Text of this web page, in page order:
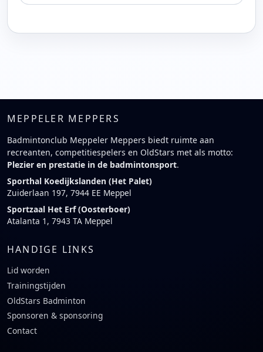
MEPPELER MEPPERS
Badmintonclub Meppeler Meppers biedt ruimte aan
recreanten, competitiespelers en OldStars met als motto:
Plezier en prestatie in de badmintonsport.
Sporthal Koedijkslanden (Het Palet)
Zuiderlaan 197, 7944 EE Meppel
Sportzaal Het Erf (Oosterboer)
Atalanta 1, 7943 TA Meppel
HANDIGE LINKS
Lid worden
Trainingstijden
OldStars Badminton
Sponsoren & sponsoring
Contact